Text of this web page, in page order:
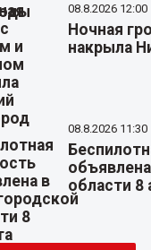
08.8.2026 12:00
Ночная
накрыла
08.8.2026 11:30
области 8